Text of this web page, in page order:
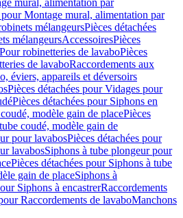
mural, alimentation par
pour Montage mural, alimentation par
mélangeursPièces détachées
mélangeursAccessoiresPièces
Pour robinetteries de lavaboPièces
de lavaboRaccordements aux
éviers, appareils et déversoirs
Pièces détachées pour Vidages pour
Pièces détachées pour Siphons en
modèle gain de placePièces
coudé, modèle gain de
pour lavabosPièces détachées pour
lavabosSiphons à tube plongeur pour
Pièces détachées pour Siphons à tube
gain de placeSiphons à
Siphons à encastrerRaccordements
Raccordements de lavaboManchons